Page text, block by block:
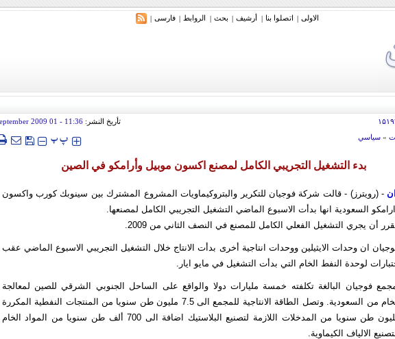
الاولی | اتصلوا بنا | أرشیف | بحث | الروابط | فارسی |
تأريخ النشر:11:36
- 01 September 2009
» سياسي ‍‍‍ پپ
بدء التشغيل التجريبي الكامل لمصنع اكسون موبيل وأرامكو في الصين
- (رويترز) - قالت شركة فوجيان للتكرير والبتروكيماويات المشروع المشترك بين سينوبك كورب واكسون
السعودية انها بدأت الاسبوع الماضي التشغيل التجريبي الكامل لمصنعها.
أن يجري التشغيل الفعلي الكامل للمصنع في النصف الثاني من 2009.
ان وحدات الايثيلين ووحدات انتاجية أخرى بدأت الانتاج خلال التشغيل التجريبي الاسبوع الماضي عقب
لوحدة النفط الخام التي بدأت التشغيل في مايو ايار.
فوجيان البالغة تكلفته خمسة مليارات دولا والواقع على الساحل الجنوبي الشرقي للصين لمعالجة
النفط الخام من السعودية. وتصل الطاقة الانتاجية للمجمع الى 7.5 مليون طن سنويا من المنتجات النفطية المكررة
و1.28 مليون طن سنويا من المدخلات اللازمة لتصنيع البلاستيك اضافة الى 700 ألف طن سنويا من المواد الخام
الالياف الكيماوية.